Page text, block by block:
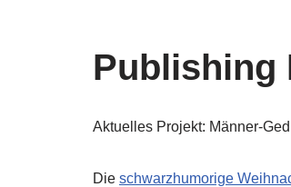
Publishing
Aktuelles Projekt: Männer-
Die schwarzhumorige